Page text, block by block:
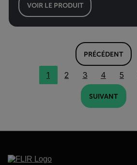
VOIR LE PRODUIT
PRÉCÉDENT
1 2 3 4 5
SUIVANT